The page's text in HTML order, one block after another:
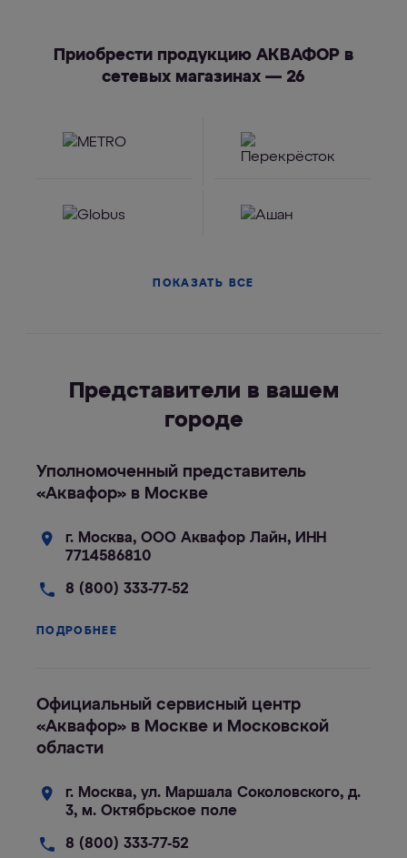
Приобрести продукцию АКВАФОР в
сетевых магазинах — 26
ПОКАЗАТЬ ВСЕ
Представители в вашем
городе
Уполномоченный представитель
«Аквафор» в Москве
г. Москва, ООО Аквафор Лайн, ИНН
7714586810
8 (800) 333-77-52
ПОДРОБНЕЕ
Официальный сервисный центр
«Аквафор» в Москве и Московской
области
г. Москва, ул. Маршала Соколовского, д.
3, м. Октябрьское поле
8 (800) 333-77-52